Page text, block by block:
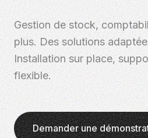
Gestion de stock,
plus. Des solutions
Installation sur place,
flexible.
Demander une